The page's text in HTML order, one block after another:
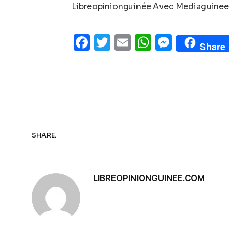
Libreopinionguinée Avec Mediaguinee
Facebook
Twitter
Email Share
SHARE.
LIBREOPINIONGUINEE.COM